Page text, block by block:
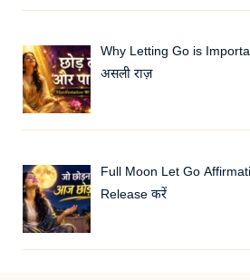
Why Letting Go is
असली राज़
Full Moon Let Go
Release करें